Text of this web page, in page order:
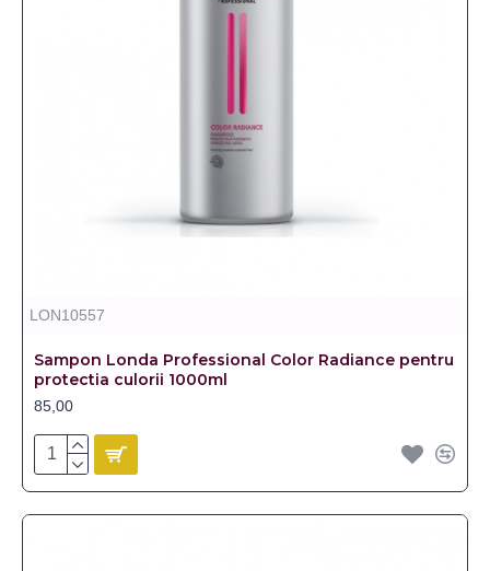
LON10557
Sampon Londa Professional Color Radiance pentru
protectia culorii 1000ml
85,00